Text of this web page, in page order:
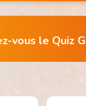
vous le Quiz